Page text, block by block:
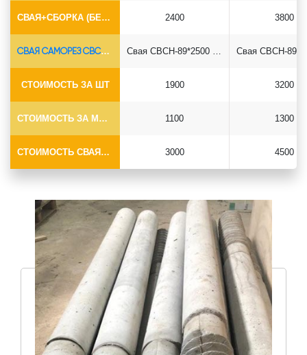
СВАЯ+СБОРКА (БЕЗ ОГОЛОВКА) 2400 3800
СВАЯ САМОРЕЗ СВСН-Ø89*6.5
СТОИМОСТЬ ЗА ШТ
СТОИМОСТЬ ЗА МОНТАЖ
СТОИМОСТЬ СВАЯ+МОНТАЖ (БЕЗ ОГОЛОВКА)
1900
1100
3000
3200
1300
4500